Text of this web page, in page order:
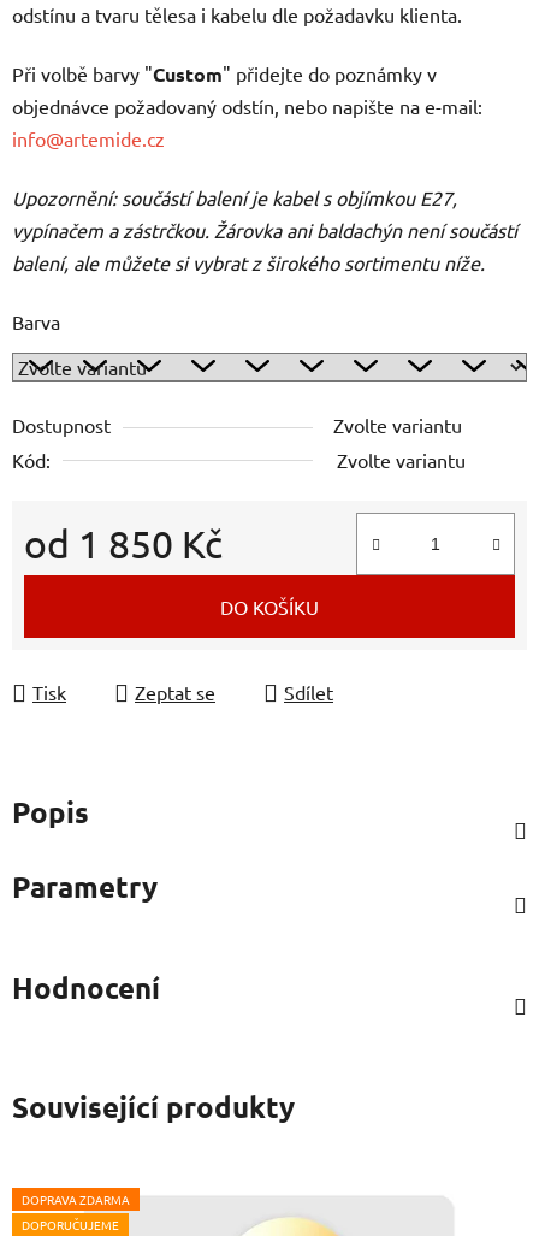
odstínu a tvaru tělesa i kabelu dle požadavku klienta.
Při volbě barvy "Custom" přidejte do poznámky v
objednávce požadovaný odstín, nebo napište na e-mail:
info@artemide.cz
Upozornění: součástí balení je kabel s objímkou E27,
vypínačem a zástrčkou. Žárovka ani baldachýn není součástí
balení, ale můžete si vybrat z širokého sortimentu níže.
Barva
Dostupnost
Zvolte variantu
Kód:
Zvolte variantu
od 1 850 Kč
Měrná cena:
DO KOŠÍKU
Tisk Zeptat se Sdílet
Popis
Parametry
Hodnocení
Související produkty
DOPRAVA ZDARMA
DOPORUČUJEME